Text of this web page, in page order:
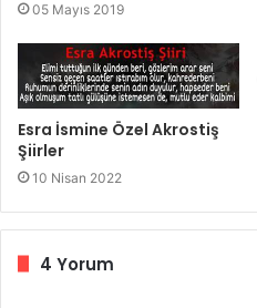
05 Mayıs 2019
Esra İsmine Özel Akrostiş
Şiirler
10 Nisan 2022
4 Yorum